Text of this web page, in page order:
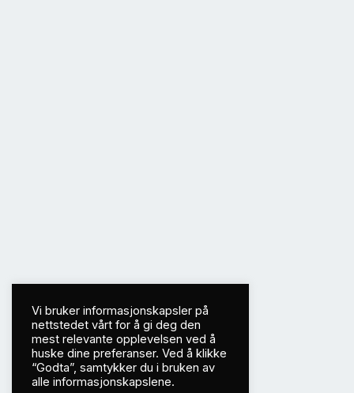
Vi bruker informasjonskapsler på
nettstedet vårt for å gi deg den
mest relevante opplevelsen ved å
huske dine preferanser. Ved å klikke
“Godta”, samtykker du i bruken av
alle informasjonskapslene.